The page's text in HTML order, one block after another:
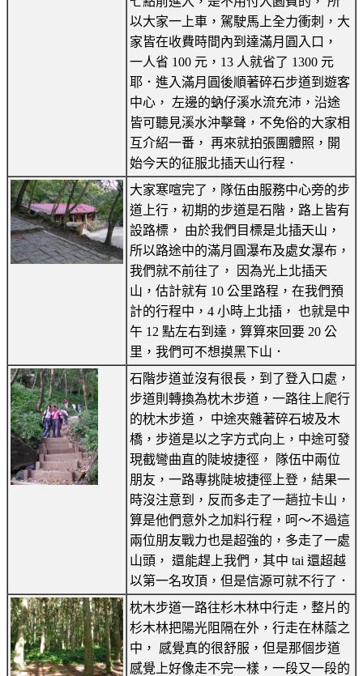
以大家一上車，駕駛馬上全力衝刺，大
家皆在收費時間內到達滿月圓入口，
一人省 100 元，13 人就省了 1300 元
耶．進入滿月圓後順著碎石步道到遊客
中心， 左邊的蚋仔溪水流充沛，沿途
皆可聽見溪水沖擊聲，不免俗的大家相
互介紹一番， 再來就拍張團體照，開
始今天的征服北插天山行程．
大家寒喧完了，隊伍由服務中心旁的步
道上行，初期的步道是石階，路上皆有
設路標， 由於我們目標是北插天山，
所以路途中的滿月圓瀑布及處女瀑布，
我們就不前往了， 因為光上北插天
山，估計就有 10 公里路程，在我們預
計的行程中，4 小時上北插， 也就是中
午 12 點左右到達，算算來回要 20 公
里，我們可不想摸黑下山．
石階步道並沒有很長，到了登入口處，
步道則轉換為枕木步道，一路往上爬行
的枕木步道， 中途夾雜著碎石坡及木
橋，步道是以之字方式向上，中途可發
現截彎曲直的陡坡捷徑， 隊伍中兩位
朋友，一路專挑陡坡捷徑上登，結果一
時沒注意到，反而多走了一趟拉卡山，
算是他們意外之加料行程，呵～不過這
兩位朋友戰力也是超強的，多走了一處
山頭， 還能趕上我們，其中 tai 還超越
以第一名攻頂，但是信源可就不行了．
枕木步道一路往杉木林中行走，整片的
杉木林把陽光阻隔在外，行走在林蔭之
中， 感覺真的很舒服，但是那個步道
感覺上好像走不完一樣，一段又一段的